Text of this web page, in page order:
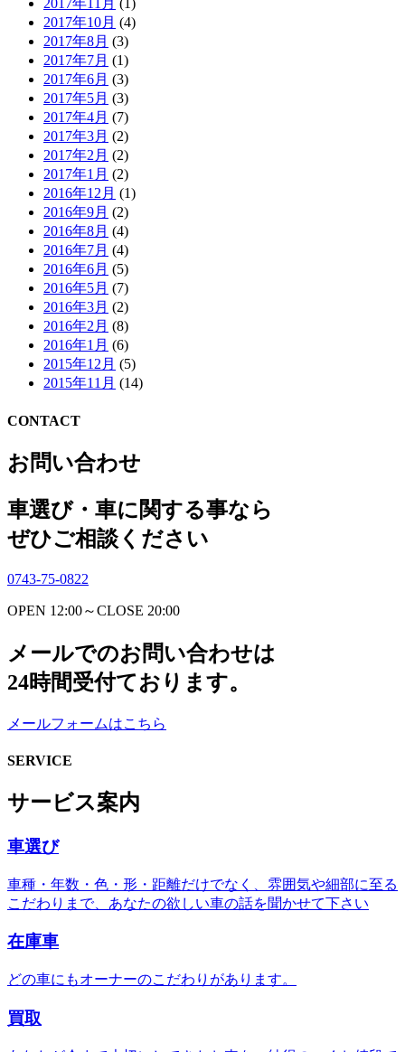
2017年11月 (1)
2017年10月 (4)
2017年8月 (3)
2017年7月 (1)
2017年6月 (3)
2017年5月 (3)
2017年4月 (7)
2017年3月 (2)
2017年2月 (2)
2017年1月 (2)
2016年12月 (1)
2016年9月 (2)
2016年8月 (4)
2016年7月 (4)
2016年6月 (5)
2016年5月 (7)
2016年3月 (2)
2016年2月 (8)
2016年1月 (6)
2015年12月 (5)
2015年11月 (14)
CONTACT
お問い合わせ
車選び・車に関する事なら
ぜひご相談ください
0743-75-0822
OPEN 12:00～CLOSE 20:00
メールでのお問い合わせは
24時間受付ております。
メールフォームはこちら
SERVICE
サービス案内
車選び
車種・年数・色・形・距離だけでなく、雰囲気や細部に至る
こだわりまで、あなたの欲しい車の話を聞かせて下さい
在庫車
どの車にもオーナーのこだわりがあります。
買取